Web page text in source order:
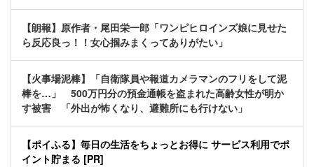
【朗報】原作者・尾田栄一郎「ワンピヒロインズ娘に見せた
ら反応良っ！！女心掴みまくってありがたい」
【火事場泥棒】「自衛隊員や報道カメラマンのフリをして泥
棒を…」 500万円分の預金通帳を盗まれた高齢女性が明か
す被害 「外出が怖くなり、避難所にも行けない」
【ポイふる】毎日の生活をちょっとお得に サービス利用でポ
イント貯まる [PR]